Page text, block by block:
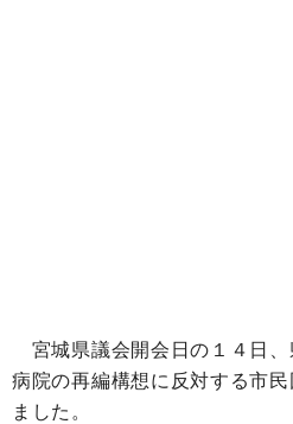
宮城県議会開会日の１４日、
病院の再編構想に反対する市
ました。